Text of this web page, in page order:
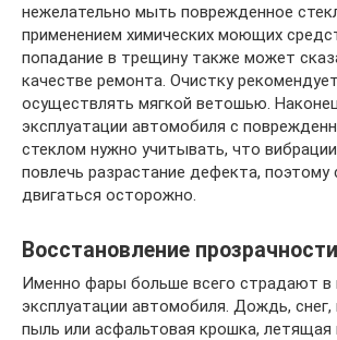
нежелательно мыть поврежденное
применением химических моющих
попадание в трещину также может
качестве ремонта. Очистку
осуществлять мягкой ветошью.
эксплуатации автомобиля с
стеклом нужно учитывать, что
повлечь разрастание дефекта, поэтому
двигаться осторожно.
Восстановление
Именно фары больше всего страдают в
эксплуатации автомобиля. Дождь,
пыль или асфальтовая крошка, летящая